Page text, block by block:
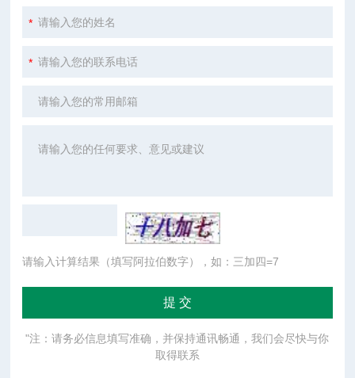
请输入计算结果（填写阿拉伯数字），如：三加四=7
"注：请务必信息填写准确，并保持通讯畅通，我们会尽快与你
取得联系